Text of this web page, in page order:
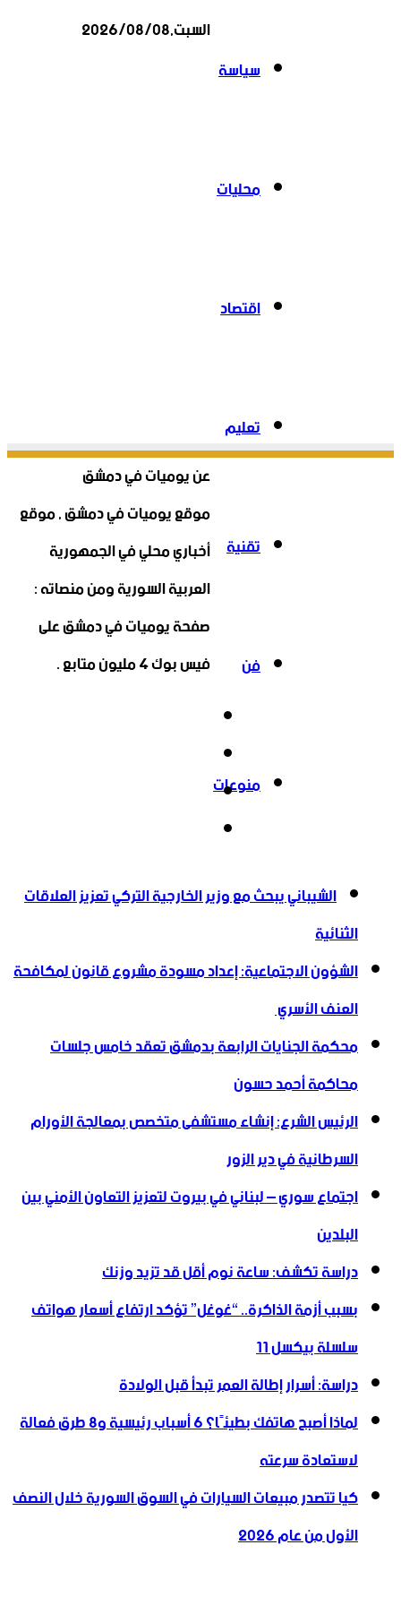
سياسة
محليات
اقتصاد
تعليم
تقنية
فن
منوعات
السبت,2026/08/08
أخبار عاجلة الشيباني يبحث مع وزير الخارجية التركي تعزيز العلاقات
الثنائية
الشؤون الاجتماعية: إعداد مسودة مشروع قانون لمكافحة
العنف الأسري ‏
محكمة الجنايات الرابعة بدمشق تعقد خامس جلسات
محاكمة أحمد حسون
الرئيس الشرع: إنشاء ‌‏مستشفى متخصص بمعالجة الأورام
السرطانية في دير الزور
اجتماع سوري – لبناني في بيروت لتعزيز التعاون ‏الأمني ‏بين
البلدين
دراسة تكشف: ساعة نوم أقل قد تزيد وزنك
بسبب أزمة الذاكرة.. “غوغل” تؤكد ارتفاع أسعار هواتف
سلسلة بيكسل 11
دراسة: أسرار إطالة العمر تبدأ قبل الولادة
لماذا أصبح هاتفك بطيئًا؟ 6 أسباب رئيسية و8 طرق فعالة
لاستعادة سرعته
كيا تتصدر مبيعات السيارات في السوق السورية خلال النصف
الأول من عام 2026
عن يوميات في دمشق
موقع يوميات في دمشق , موقع
أخباري محلي في الجمهورية
العربية السورية ومن منصاته :
صفحة يوميات في دمشق على
فيس بوك 4 مليون متابع .